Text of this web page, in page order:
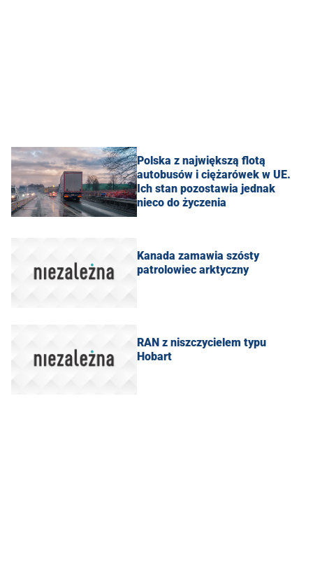
Polska z największą flotą
autobusów i ciężarówek w UE.
Ich stan pozostawia jednak
nieco do życzenia
Kanada zamawia szósty
patrolowiec arktyczny
RAN z niszczycielem typu
Hobart